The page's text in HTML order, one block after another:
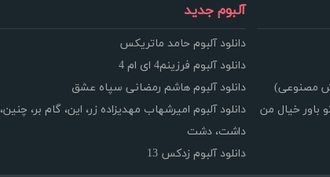
مصنوعی)
باور خیال من
آلبوم جدید
دانلود آلبوم حامد ماتریکس
دانلود آلبوم فرزینم4 ای ام 4
دانلود آلبوم هاشم رمضانی سپاه عشق
دانلود آلبوم امیرشهاب مهدیزاده زر، این، گام بر، چنین،
داشت، دشت
دانلود آلبوم زدکس 13